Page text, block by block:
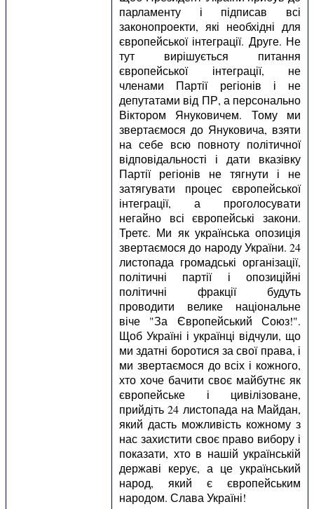
парламенту і підписав всі
законопроекти, які необхідні для
європейської інтеграції. Друге. Не
тут вирішується питання
європейської інтеграції, не
членами Партії регіонів і не
депутатами від ПР, а персонально
Віктором Януковичем. Тому ми
звертаємося до Януковича, взяти
на себе всю повноту політичної
відповідальності і дати вказівку
Партії регіонів не тягнути і не
затягувати процес європейської
інтеграції, а проголосувати
негайно всі європейські закони.
Третє. Ми як українська опозиція
звертаємося до народу України. 24
листопада громадські організації,
політичні партії і опозиційні
політичні фракції будуть
проводити велике національне
віче "За Європейський Союз!".
Щоб Україні і українці відчули, що
ми здатні боротися за свої права, і
ми звертаємося до всіх і кожного,
хто хоче бачити своє майбутнє як
європейське і цивілізоване,
прийдіть 24 листопада на Майдан,
який дасть можливість кожному з
нас захистити своє право вибору і
показати, хто в нашій українській
державі керує, а це український
народ, який є європейським
народом. Слава Україні!